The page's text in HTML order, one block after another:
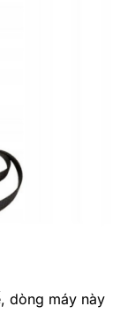
dòng máy này